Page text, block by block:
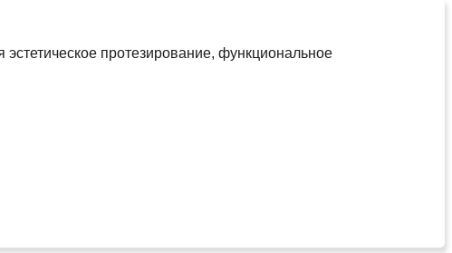
протезирование, функциональное